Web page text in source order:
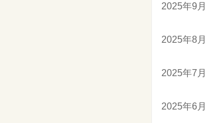
2025年9月
2025年8月
2025年7月
2025年6月